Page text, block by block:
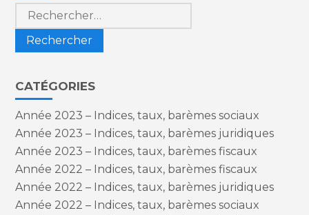
Rechercher :
CATÉGORIES
Année 2023 – Indices, taux, barèmes sociaux
Année 2023 – Indices, taux, barèmes juridiques
Année 2023 – Indices, taux, barèmes fiscaux
Année 2022 – Indices, taux, barèmes fiscaux
Année 2022 – Indices, taux, barèmes juridiques
Année 2022 – Indices, taux, barèmes sociaux